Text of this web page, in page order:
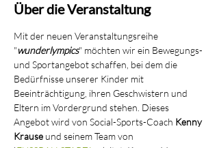
Über die Veranstaltung
Mit der neuen Veranstaltungsreihe
"wunderlympics" möchten wir ein Bewegungs-
und Sportangebot schaffen, bei dem die
Bedürfnisse unserer Kinder mit
Beeinträchtigung, ihren Geschwistern und
Eltern im Vordergrund stehen. Dieses
Angebot wird von Social-Sports-Coach Kenny
Krause und seinem Team von